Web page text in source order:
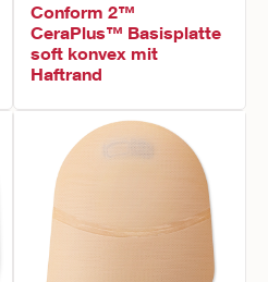
Conform 2™
CeraPlus™ Basisplatte
soft konvex mit
Haftrand